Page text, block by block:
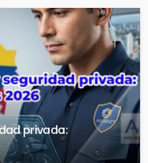
privada: